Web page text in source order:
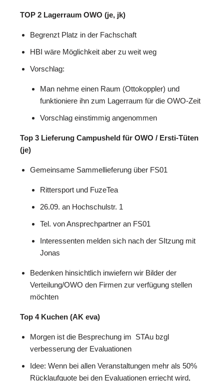
TOP 2 Lagerraum OWO (je, jk)
Begrenzt Platz in der Fachschaft
HBI wäre Möglichkeit aber zu weit weg
Vorschlag:
Man nehme einen Raum (Ottokoppler) und
funktioniere ihn zum Lagerraum für die OWO-Zeit
Vorschlag einstimmig angenommen
Top 3 Lieferung Campusheld für OWO / Ersti-Tüten
(je)
Gemeinsame Sammellieferung über FS01
Rittersport und FuzeTea
26.09. an Hochschulstr. 1
Tel. von Ansprechpartner an FS01
Interessenten melden sich nach der SItzung mit
Jonas
Bedenken hinsichtlich inwiefern wir Bilder der
Verteilung/OWO den Firmen zur verfügung stellen
möchten
Top 4 Kuchen (AK eva)
Morgen ist die Besprechung im STAu bzgl
verbesserung der Evaluationen
Idee: Wenn bei allen Veranstaltungen mehr als 50%
Rücklaufquote bei den Evaluationen erriecht wird,